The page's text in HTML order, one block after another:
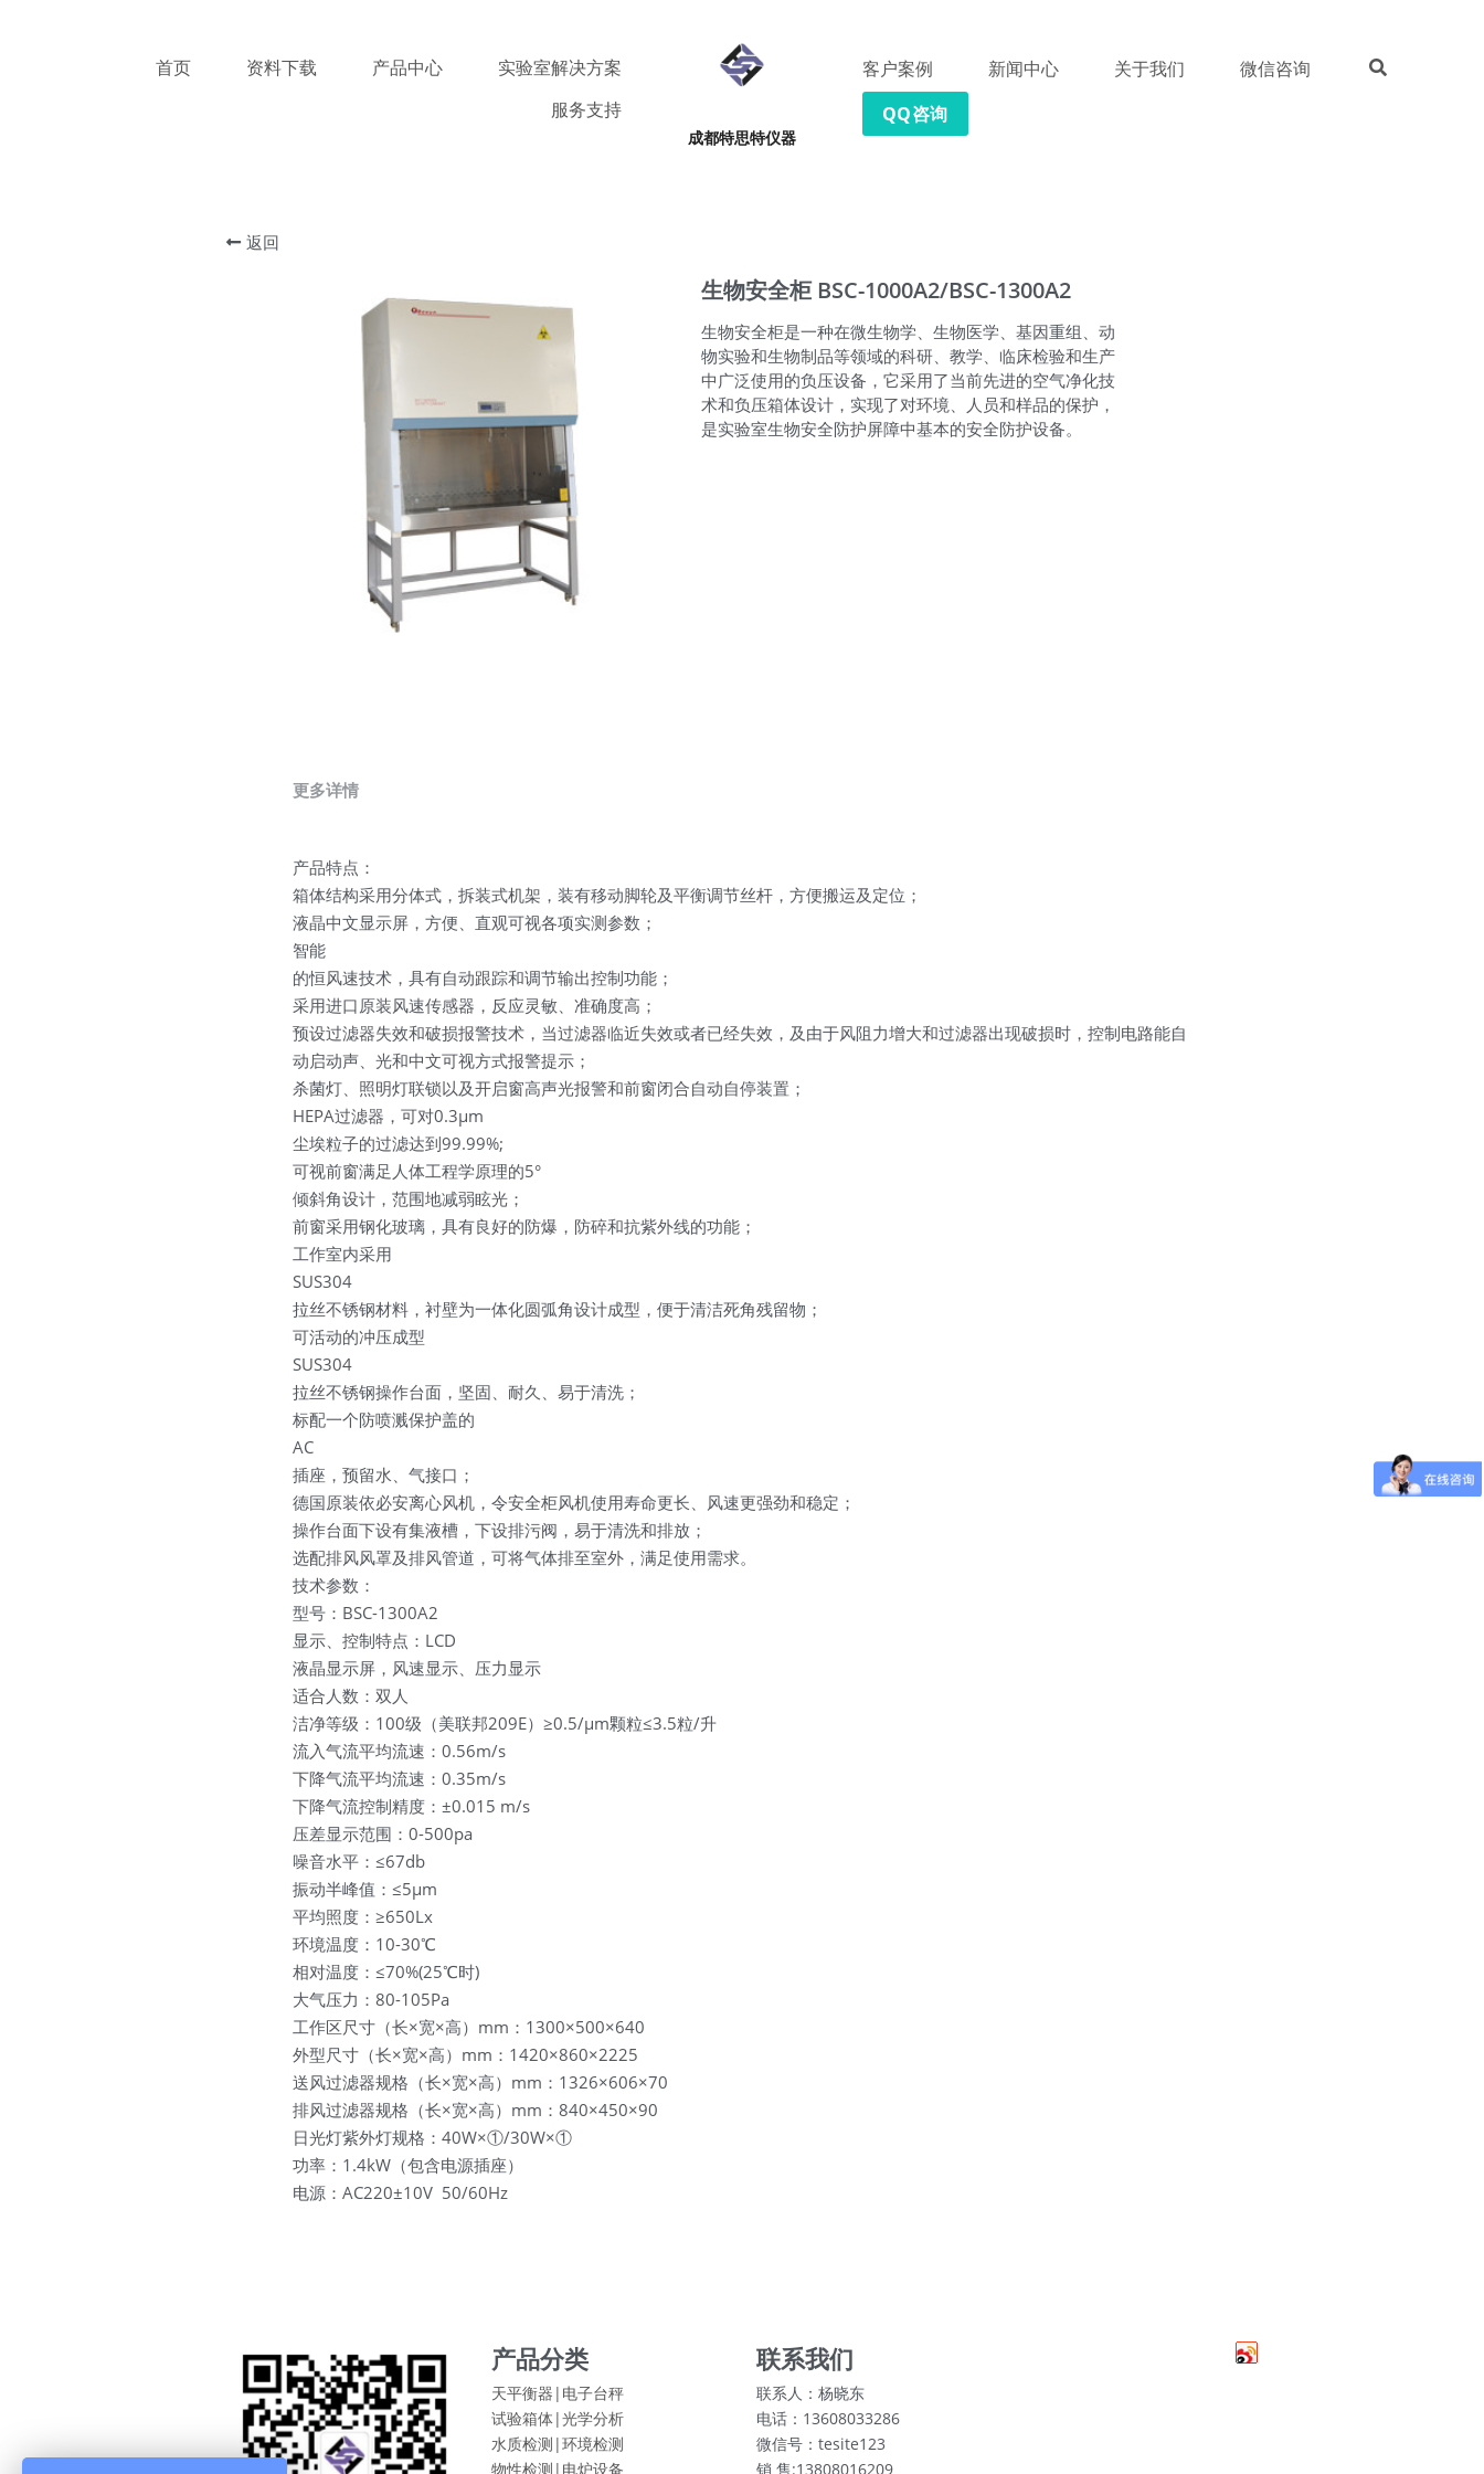
首页 资料下载 产品中心
实验室解决方案
服务支持
成都特思特仪器
客户案例 新闻中心 关于我们
微信咨询
QQ咨询
返回
生物安全柜 BSC-1000A2/BSC-1300A2
生物安全柜是一种在微生物学、生物医学、基因重组、动
物实验和生物制品等领域的科研、教学、临床检验和生产
中广泛使用的负压设备，它采用了当前先进的空气净化技
术和负压箱体设计，实现了对环境、人员和样品的保护，
是实验室生物安全防护屏障中基本的安全防护设备。
更多详情
产品特点：
箱体结构采用分体式，拆装式机架，装有移动脚轮及平衡调节丝杆，方便搬运及定位；
液晶中文显示屏，方便、直观可视各项实测参数；
智能
的恒风速技术，具有自动跟踪和调节输出控制功能；
采用进口原装风速传感器，反应灵敏、准确度高；
预设过滤器失效和破损报警技术，当过滤器临近失效或者已经失效，及由于风阻力增大和过滤器出现破损时，控制电路能自
动启动声、光和中文可视方式报警提示；
杀菌灯、照明灯联锁以及开启窗高声光报警和前窗闭合自动自停装置；
HEPA过滤器，可对0.3μm
尘埃粒子的过滤达到99.99%;
可视前窗满足人体工程学原理的5°
倾斜角设计，范围地减弱眩光；
前窗采用钢化玻璃，具有良好的防爆，防碎和抗紫外线的功能；
工作室内采用
SUS304
拉丝不锈钢材料，衬壁为一体化圆弧角设计成型，便于清洁死角残留物；
可活动的冲压成型
SUS304
拉丝不锈钢操作台面，坚固、耐久、易于清洗；
标配一个防喷溅保护盖的
AC
插座，预留水、气接口；
德国原装依必安离心风机，令安全柜风机使用寿命更长、风速更强劲和稳定；
操作台面下设有集液槽，下设排污阀，易于清洗和排放；
选配排风风罩及排风管道，可将气体排至室外，满足使用需求。
技术参数：
型号：BSC-1300A2
显示、控制特点：LCD
液晶显示屏，风速显示、压力显示
适合人数：双人
洁净等级：100级（美联邦209E）≥0.5/μm颗粒≤3.5粒/升
流入气流平均流速：0.56m/s
下降气流平均流速：0.35m/s
下降气流控制精度：±0.015 m/s
压差显示范围：0-500pa
噪音水平：≤67db
振动半峰值：≤5μm
平均照度：≥650Lx
环境温度：10-30℃
相对温度：≤70%(25℃时)
大气压力：80-105Pa
工作区尺寸（长×宽×高）mm：1300×500×640
外型尺寸（长×宽×高）mm：1420×860×2225
送风过滤器规格（长×宽×高）mm：1326×606×70
排风过滤器规格（长×宽×高）mm：840×450×90
日光灯紫外灯规格：40W×①/30W×①
功率：1.4kW（包含电源插座）
电源：AC220±10V  50/60Hz
产品分类
天平衡器|电子台秤
试验箱体|光学分析
水质检测|环境检测
物性检测| 电炉设备
联系我们
联系人：杨晓东
电话：13608033286
微信号：tesite123
销 售:13808016209